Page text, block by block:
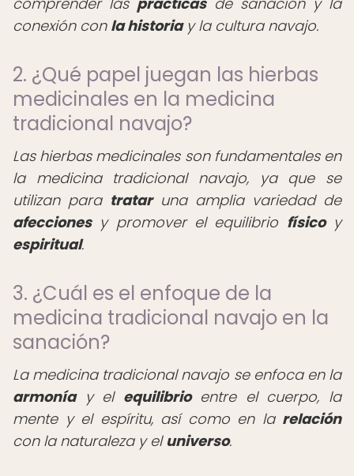
conexión con la historiay la cultura navajo.
2. ¿Qué papel juegan las hierbas
medicinales en la medicina
tradicional navajo?
Las hierbas medicinales son fundamentales en
la medicina tradicional navajo, ya que se
utilizan para trataruna amplia variedad de
afeccionesy promover el equilibrio físicoy
espiritual.
3. ¿Cuál es el enfoque de la
medicina tradicional navajo en la
sanación?
La medicina tradicional navajo se enfoca en la
armoníay el equilibrioentre el cuerpo, la
mente y el espíritu, así como en la relación
con la naturaleza y el universo.